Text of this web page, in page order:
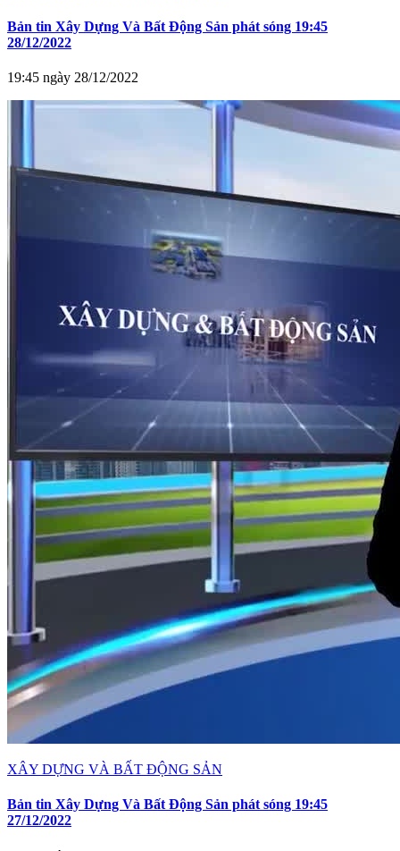
Bản tin Xây Dựng Và Bất Động Sản phát sóng 19:45
28/12/2022
19:45 ngày 28/12/2022
XÂY DỰNG VÀ BẤT ĐỘNG SẢN
Bản tin Xây Dựng Và Bất Động Sản phát sóng 19:45
27/12/2022